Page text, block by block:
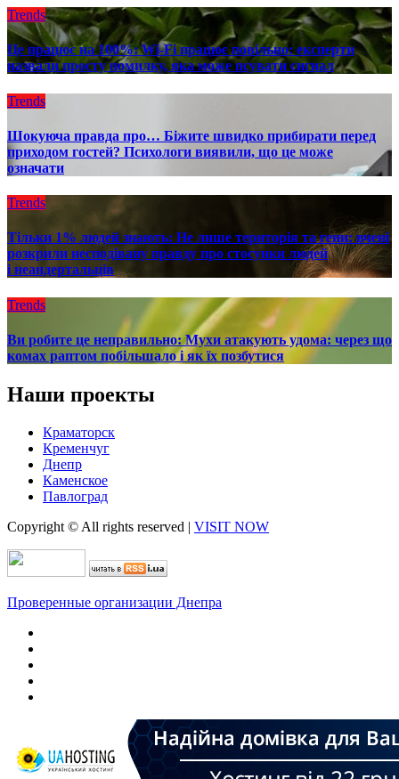
Trends
Це працює на 100%: Wi-Fi працює повільно: експерти
назвали просту помилку, яка може псувати сигнал
Trends
Шокуюча правда про… Біжите швидко прибирати перед
приходом гостей? Психологи виявили, що це може
означати
Trends
Тільки 1% людей знають: Не лише територія та гени: вчені
розкрили несподівану правду про стосунки людей
і неандертальців
Trends
Ви робите це неправильно: Мухи атакують удома: через що
комах раптом побільшало і як їх позбутися
Наши проекты
Краматорск
Кременчуг
Днепр
Каменское
Павлоград
Copyright © All rights reserved | VISIT NOW
Проверенные организации Днепра